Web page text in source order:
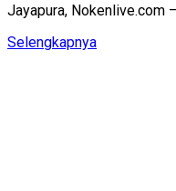
Jayapura, Nokenlive.com
SelengkapnyaDetails